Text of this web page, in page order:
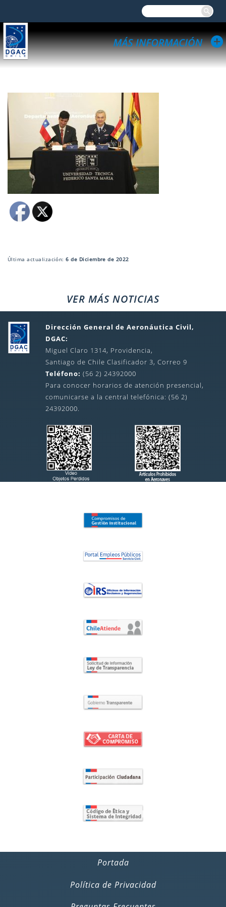
Última actualización:6 de Diciembre de 2022
VER MÁS NOTICIAS
Dirección General de Aeronáutica Civil,
DGAC:
Miguel Claro 1314, Providencia,
Santiago de Chile Clasificador 3, Correo 9
Teléfono: (56 2) 24392000
Para conocer horarios de atención presencial,
comunicarse a la central telefónica: (56 2)
24392000.
Portada
Política de Privacidad